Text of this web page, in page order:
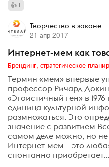
1
Творчество в законе
21 апр 2017
Интернет-мем как
Брендинг, стратегическое
Термин «мем» впервые
профессор Ричард
«Эгоистичный ген» в
единица культурной
размножаться. Это
значение с развитием
самом деле можно, но не
Интернет-мем – это
спонтанно приобретает...